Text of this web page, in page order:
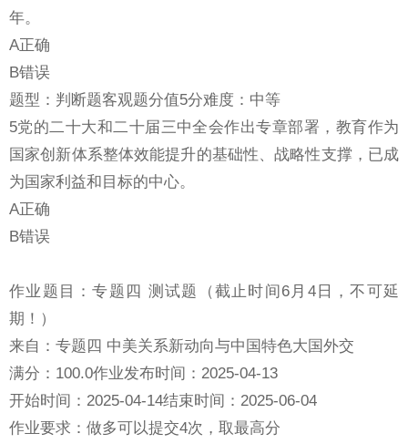
年。
A正确
B错误
题型：判断题客观题分值5分难度：中等
5党的二十大和二十届三中全会作出专章部署，教育作为
国家创新体系整体效能提升的基础性、战略性支撑，已成
为国家利益和目标的中心。
A正确
B错误
作业题目：专题四 测试题（截止时间6月4日，不可延
期！）
来自：专题四 中美关系新动向与中国特色大国外交
满分：100.0作业发布时间：2025-04-13
开始时间：2025-04-14结束时间：2025-06-04
作业要求：做多可以提交4次，取最高分